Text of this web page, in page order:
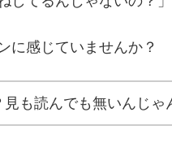
に感じていませんか？
見も読んでも無いんじゃ